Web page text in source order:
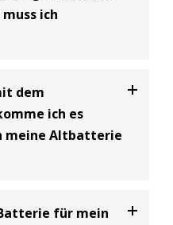
ich
widerrufen
es sich um einen
BIG Batterie-
eine Ergänzung zum
dem
ich es
meine Altbatterie
für mein